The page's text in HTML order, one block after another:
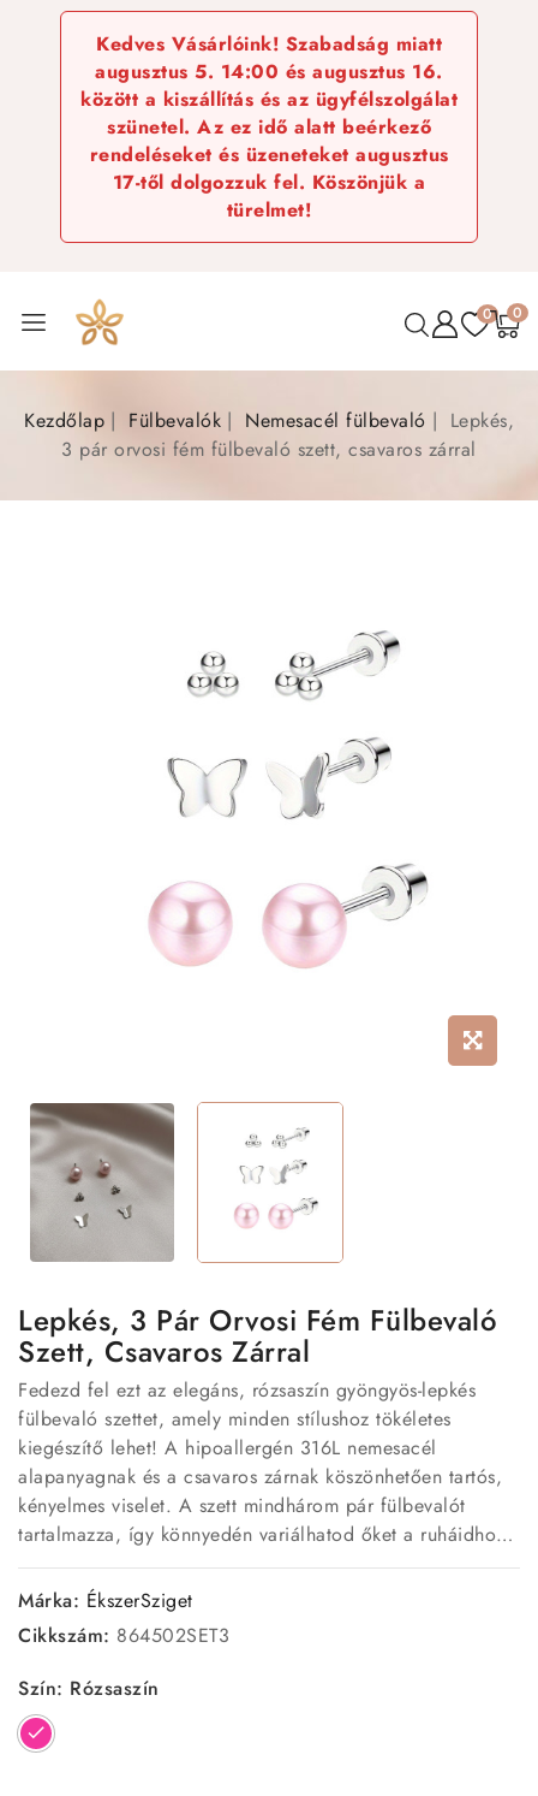
Kedves Vásárlóink! Szabadság miatt
augusztus 5. 14:00 és augusztus 16.
között a kiszállítás és az ügyfélszolgálat
szünetel. Az ez idő alatt beérkező
rendeléseket és üzeneteket augusztus
17-től dolgozzuk fel. Köszönjük a
türelmet!
0 0
Kezdőlap Fülbevalók Nemesacél fülbevaló
Lepkés,
3 pár orvosi fém fülbevaló szett, csavaros zárral
Lepkés, 3 Pár Orvosi Fém Fülbevaló
Szett, Csavaros Zárral
Fedezd fel ezt az elegáns, rózsaszín gyöngyös-lepkés
fülbevaló szettet, amely minden stílushoz tökéletes
kiegészítő lehet! A hipoallergén 316L nemesacél
alapanyagnak és a csavaros zárnak köszönhetően tartós,
kényelmes viselet. A szett mindhárom pár fülbevalót
tartalmazza, így könnyedén variálhatod őket a ruháidhoz
vagy hangulatodhoz.
Márka: ÉkszerSziget
Cikkszám: 864502SET3
Szín: Rózsaszín
Rózsaszín